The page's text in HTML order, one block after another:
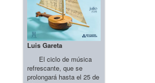
Luis Gareta
El ciclo de música
refrescante, que se
prolongará hasta el 25 de